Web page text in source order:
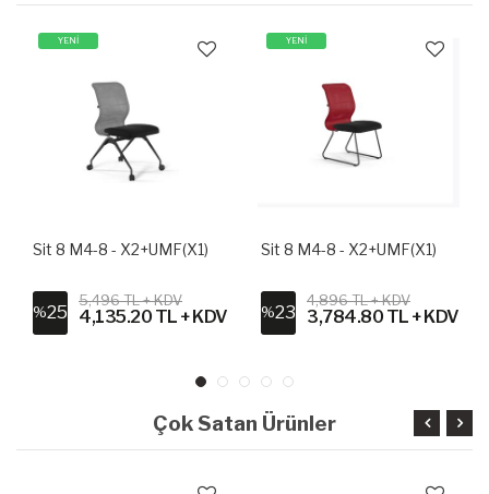
YENİ
Sit 8 M4-8 - X2+UMF(X1)
%25
5,496 TL + KDV
4,135.20 TL + KDV
YENİ
Sit 8 M4-8 - X2+UMF(X1)
%23
4,896 TL + KDV
3,784.80 TL + KDV
Çok Satan Ürünler